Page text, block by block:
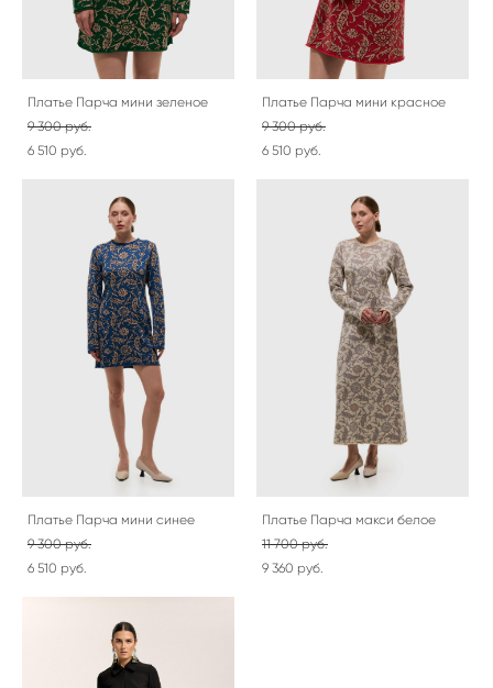
Платье Парча мини зеленое
9 300 pуб.
6 510 pуб.
Платье Парча мини красное
9 300 pуб.
6 510 pуб.
Платье Парча мини синее
9 300 pуб.
6 510 pуб.
Платье Парча макси белое
11 700 pуб.
9 360 pуб.